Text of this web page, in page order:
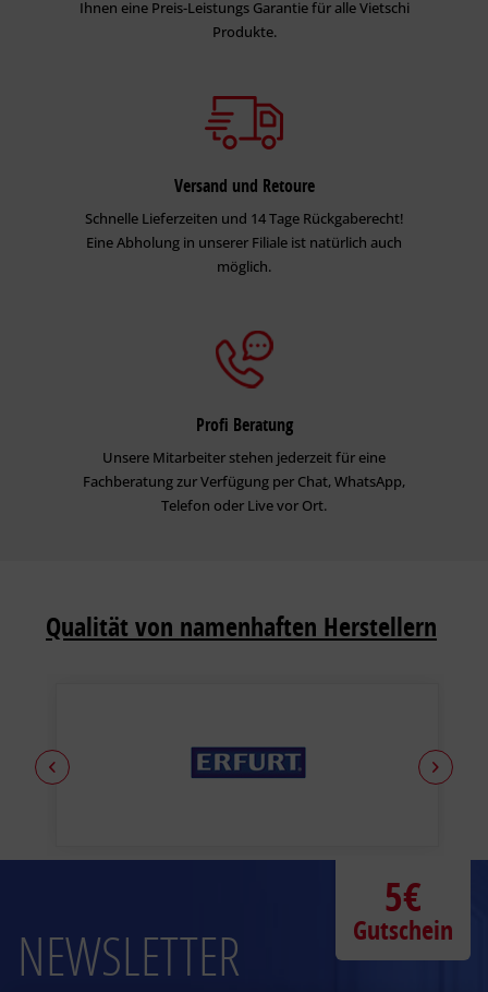
Ihnen eine Preis-Leistungs Garantie für alle Vietschi
Produkte.
Versand und Retoure
Schnelle Lieferzeiten und 14 Tage Rückgaberecht!
Eine Abholung in unserer Filiale ist natürlich auch
möglich.
Profi Beratung
Unsere Mitarbeiter stehen jederzeit für eine
Fachberatung zur Verfügung per Chat, WhatsApp,
Telefon oder Live vor Ort.
Qualität von namenhaften Herstellern
NEWSLETTER
5€
Gutschein